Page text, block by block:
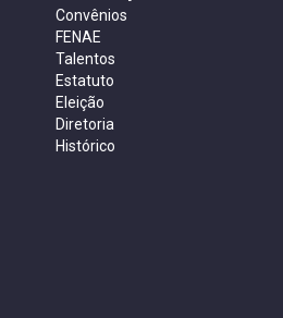
Convênios
FENAE
Talentos
Estatuto
Eleição
Diretoria
Histórico